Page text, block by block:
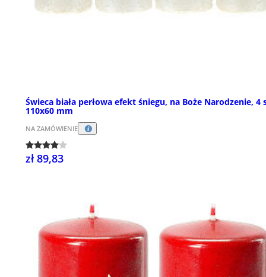
Świeca biała perłowa efekt śniegu, na Boże Narodzenie, 4
110x60 mm
NA ZAMÓWIENIE
zł 89,83